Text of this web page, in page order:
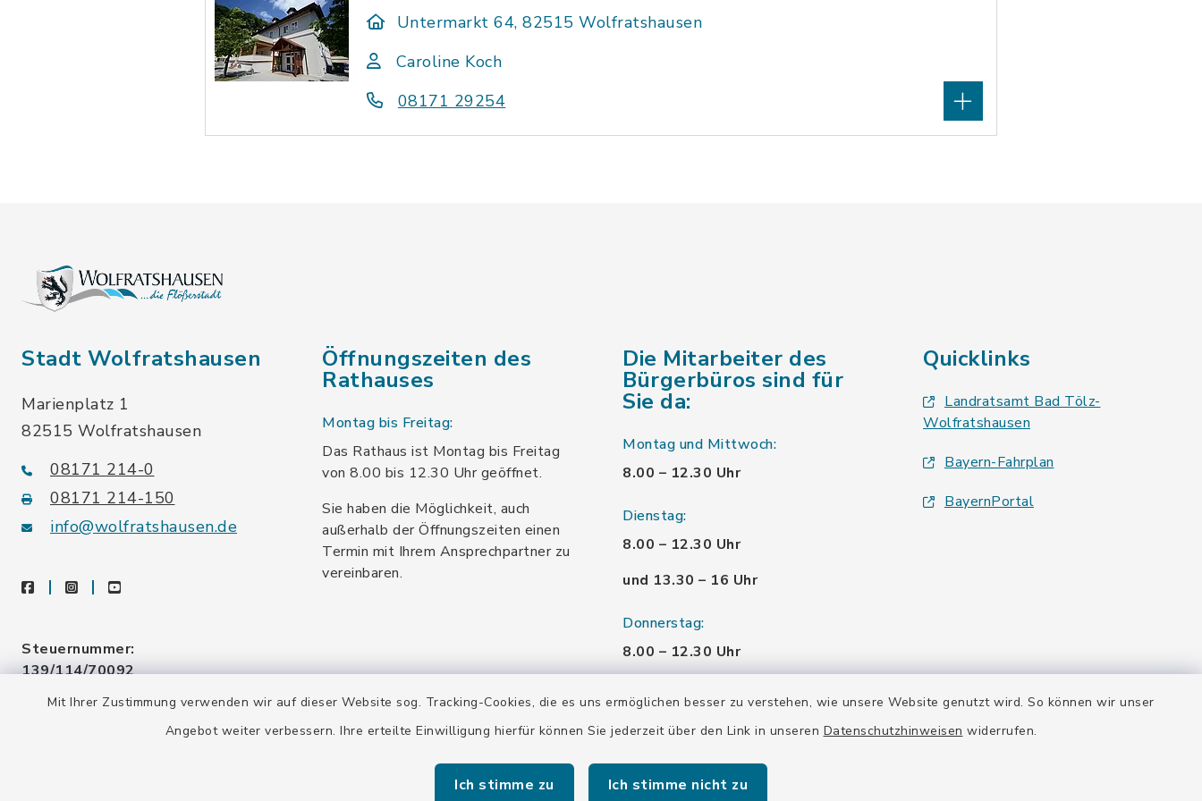
Mit Ihrer Zustimmung verwenden wir auf dieser Website sog. Tracking-Cookies, die es uns ermöglichen besser zu verstehen, wie unsere Website genutzt wird. So können wir unser
Angebot weiter verbessern. Ihre erteilte Einwilligung hierfür können Sie jederzeit über den Link in unseren Datenschutzhinweisen widerrufen.
Ich stimme zu Ich stimme nicht zu
Untermarkt 64, 82515 Wolfratshausen
Caroline Koch
08171 29254
Stadt Wolfratshausen
Marienplatz 1
82515 Wolfratshausen
08171 214-0
08171 214-150
info@wolfratshausen.de
facebookinstagramyoutube
Steuernummer:
139/114/70092
Öffnungszeiten des
Rathauses
Montag bis Freitag:
Das Rathaus ist Montag bis Freitag
von 8.00 bis 12.30 Uhr geöffnet.
Sie haben die Möglichkeit, auch
außerhalb der Öffnungszeiten einen
Termin mit Ihrem Ansprechpartner zu
vereinbaren.
Die Mitarbeiter des
Bürgerbüros sind für
Sie da:
Montag und Mittwoch:
8.00 – 12.30 Uhr
Dienstag:
8.00 – 12.30 Uhr
und 13.30 – 16 Uhr
Donnerstag:
8.00 – 12.30 Uhr
Freitag:
8.00 – 12.30 Uhr
Quicklinks
Landratsamt Bad Tölz-
Wolfratshausen
Bayern-Fahrplan
BayernPortal